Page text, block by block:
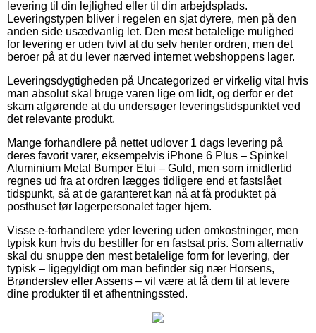
levering til din lejlighed eller til din arbejdsplads.
Leveringstypen bliver i regelen en sjat dyrere, men på den
anden side usædvanlig let. Den mest betalelige mulighed
for levering er uden tvivl at du selv henter ordren, men det
beroer på at du lever nærved internet webshoppens lager.
Leveringsdygtigheden på Uncategorized er virkelig vital hvis
man absolut skal bruge varen lige om lidt, og derfor er det
skam afgørende at du undersøger leveringstidspunktet ved
det relevante produkt.
Mange forhandlere på nettet udlover 1 dags levering på
deres favorit varer, eksempelvis iPhone 6 Plus – Spinkel
Aluminium Metal Bumper Etui – Guld, men som imidlertid
regnes ud fra at ordren lægges tidligere end et fastslået
tidspunkt, så at de garanteret kan nå at få produktet på
posthuset før lagerpersonalet tager hjem.
Visse e-forhandlere yder levering uden omkostninger, men
typisk kun hvis du bestiller for en fastsat pris. Som alternativ
skal du snuppe den mest betalelige form for levering, der
typisk – ligegyldigt om man befinder sig nær Horsens,
Brønderslev eller Assens – vil være at få dem til at levere
dine produkter til et afhentningssted.